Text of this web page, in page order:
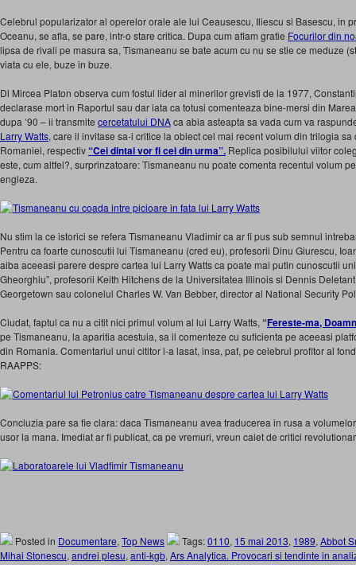
Celebrul popularizator al operelor orale ale lui Ceausescu, Iliescu si Basescu, in
Oceanu, se afla, se pare, intr-o stare critica. Dupa cum aflam gratie Focurilor din
lipsa de rivali pe masura sa, Tismaneanu se bate acum cu nu se stie ce meduze
viata cu ele, buze in buze.
Dl Mircea Platon observa cum fostul lider al minerilor grevisti de la 1977,
declarase mort in Raportul sau dar iata ca totusi comenteaza bine-mersi din
dupa ’90 – ii transmite cercetatului DNAca abia asteapta sa vada cum va
Larry Watts, care il invitase sa-i critice la obiect cel mai recent volum din trilogia
Romaniei, respectiv“Cei dintai vor fi cei din urma”. Replica posibilului viitor
este, cum altfel?, surprinzatoare: Tismaneanu nu poate comenta recentul volum
engleza.
Nu stim la ce istorici se refera Tismaneanu Vladimir ca ar fi pus sub semnul
Pentru ca foarte cunoscutii lui Tismaneanu (cred eu), profesorii Dinu Giurescu,
aiba aceeasi parere despre cartea lui Larry Watts ca poate mai putin cunoscutii
Gheorghiu”, profesorii Keith Hitchens de la Universitatea Illinois si Dennis
Georgetown sau colonelul Charles W. Van Bebber, director al National Security
Ciudat, faptul ca nu a citit nici primul volum al lui Larry Watts, “Fereste-ma,
pe Tismaneanu, la aparitia acestuia, sa il comenteze cu suficienta pe aceeasi
din Romania. Comentariul unui cititor l-a lasat, insa, paf, pe celebrul profitor al
RAAPPS:
Concluzia pare sa fie clara: daca Tismaneanu avea traducerea in rusa a
usor la mana. Imediat ar fi publicat, ca pe vremuri, vreun caiet de critici
Posted in Documentare, Top News Tags:0110, 15 mai 2013, 1989, Abbot
Mihai Stonescu, andrei plesu, anti-kgb, Ars Analytica. Provocari si tendinte in